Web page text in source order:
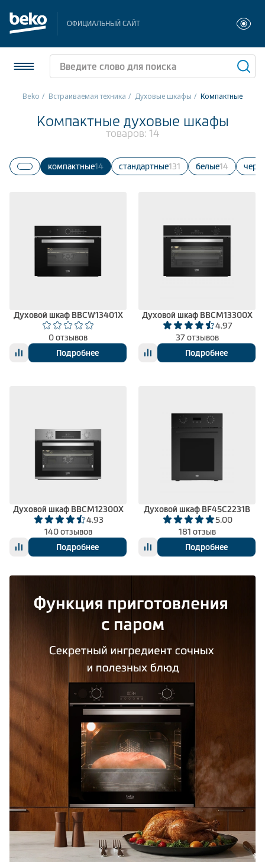
ОФИЦИАЛЬНЫЙ САЙТ
Холодильники и морозильники
Посудомоечные машины
Малая бытовая техника
Климатическая техника
Сравнить
Beko Встраиваемая техника Духовые шкафы Компактные
Компактные духовые шкафы
товаров: 14
Компактные 14 Стандартные 131 белые 14
Духовой шкаф BBCW13401X
0 отзывов
Подробнее
Духовой шкаф BBCM13300X
4.97
37 отзывов
Подробнее
Духовой шкаф BBCM12300X
4.93
140 отзывов
Подробнее
Духовой шкаф BF45C2231B
5.00
181 отзыв
Подробнее